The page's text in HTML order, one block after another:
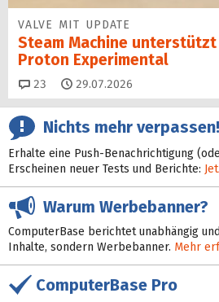
VALVE MIT UPDATE
Steam Machine unterstützt
Proton Experimental
23 Kommentare
29.07.2026
Nichts mehr verpassen!
Erhalte eine Push-Benachrichtigung
Erscheinen neuer Tests und Berichte:
Warum Werbebanner?
ComputerBase berichtet unabhängig
Inhalte, sondern Werbebanner. Mehr
ComputerBase Pro